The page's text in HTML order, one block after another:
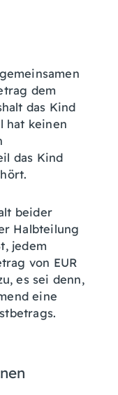
dem
das Kind
hat keinen
das Kind
beider
Halbteilung
jedem
von EUR
es sei denn,
eine